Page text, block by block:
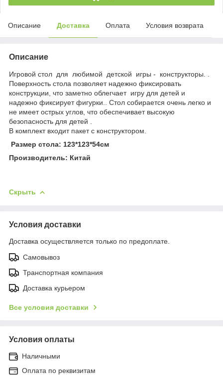
Описание Доставка Оплата Условия возврата
Описание
Игровой стол для любимой детской игры - конструкторы. .
Поверхность стола позволяет надежно фиксировать
конструкции, что заметно облегчает игру для детей и
надежно фиксирует фигурки.. Стол собирается очень легко и
не имеет острых углов, что обеспечивает высокую
безопасность для детей .
В комплект входит пакет с конструктором.
Размер стола: 123*123*54см
Производитель: Китай
Скрыть
Условия доставки
Доставка осуществляется только по предоплате.
Самовывоз
Транспортная компания
Доставка курьером
Все условия доставки
Условия оплаты
Наличными
Оплата по реквизитам